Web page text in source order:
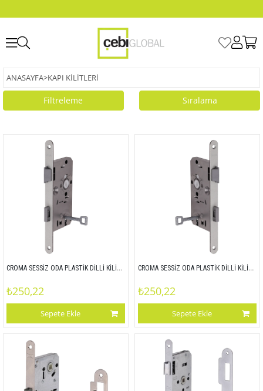
ANASAYFA>KAPI KILITLERI
Filtreleme Sıralama
CROMA SESSİZ ODA PLASTİK DİLLİ KİLİT CB-L BOYALI 55x72 (MARC) 1071201001
₺250,22
Sepete Ekle
CROMA SESSİZ ODA PLASTİK DİLLİ KİLİT CB-R BOYALI 55x72(MARC) 1071201002
₺250,22
Sepete Ekle